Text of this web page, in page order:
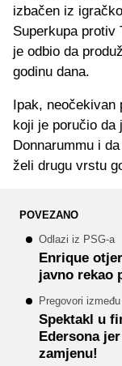
izbačen iz
Superkupa protiv
je odbio da
godinu dana.
Ipak, neočekivan
koji je poručio da
Donnarummu i
želi drugu vrstu
POVEZANO
Odlazi iz PSG-a
Enrique
javno rekao
Pregovori
Spektakl u
Edersona
zamjenu!